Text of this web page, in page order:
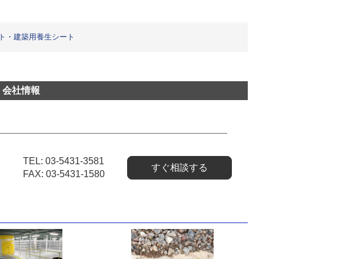
・建築用養生シート
会社情報
TEL: 03-5431-3581
FAX: 03-5431-1580
すぐ相談する